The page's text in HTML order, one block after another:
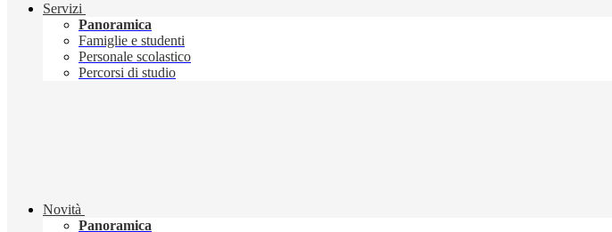
Servizi
Panoramica
Famiglie e studenti
Personale scolastico
Percorsi di studio
Novità
Panoramica